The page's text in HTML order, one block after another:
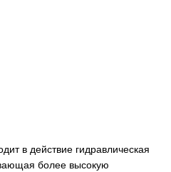
в действие гидравлическая
более высокую